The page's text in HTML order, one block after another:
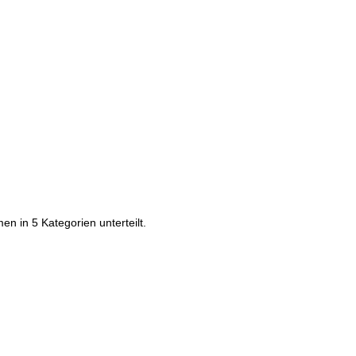
in 5 Kategorien unterteilt.